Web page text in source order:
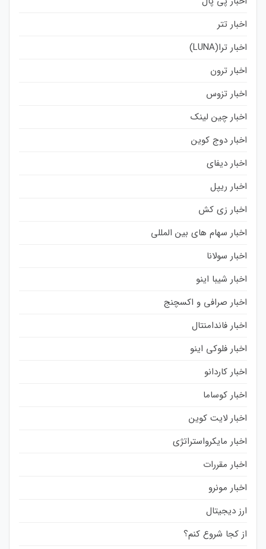
اخبار تتر
اخبار ترا(LUNA)
اخبار ترون
اخبار تزوس
اخبار چین لینک
اخبار دوج کوین
اخبار دیفای
اخبار ریپل
اخبار زی کش
اخبار سهام های بین المللی
اخبار سولانا
اخبار شیبا اینو
اخبار صرافی و اکسچنج
اخبار فاندامنتال
اخبار فلوکی اینو
اخبار کاردانو
اخبار کوساما
اخبار لایت کوین
اخبار مایکرواستراتژی
اخبار مقررات
اخبار مونرو
ارز دیجیتال
از کجا شروع کنم؟